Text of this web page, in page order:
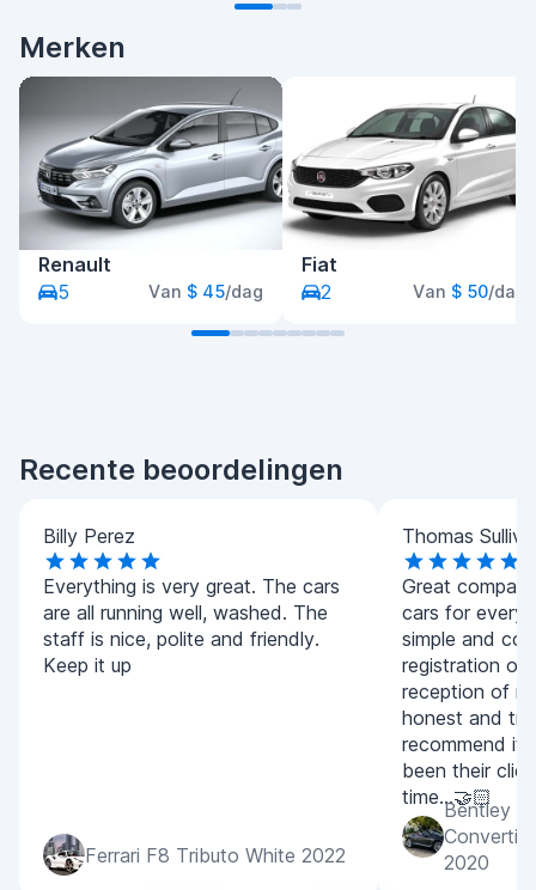
Merken
Renault
5
Van $ 45/dag
Fiat
2
Van $ 50/dag
Recente beoordelingen
Billy Perez
Everything is very great. The cars
are all running well, washed. The
staff is nice, polite and friendly.
Keep it up
Ferrari F8 Tributo White 2022
Thomas
Great
cars for every
simple and
registration of
reception of
honest and
recommend it
been their
time...🤝🏻
Bentley
2020